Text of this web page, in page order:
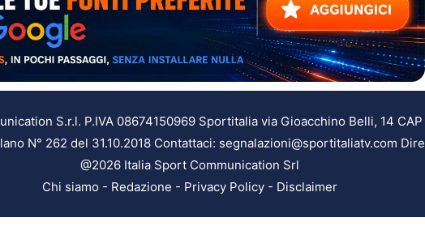
S.r.l. P.IVA 08674150969 Sportitalia via Gioacchino Belli, 14
N° 262 del 31.10.2018 Contattaci: segnalazioni@sportitaliatv.com
@2026 Italia Sport Communication Srl
Chi siamo - Redazione - Privacy Policy - Disclaimer